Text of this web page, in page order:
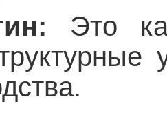
Это